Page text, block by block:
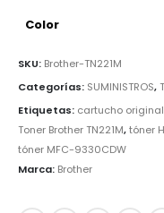
Color
SKU: Brother-TN221M
Categorías: SUMINISTROS,
Etiquetas: cartucho
Toner Brother TN221M,tóner
tóner MFC-9330CDW
Marca: Brother